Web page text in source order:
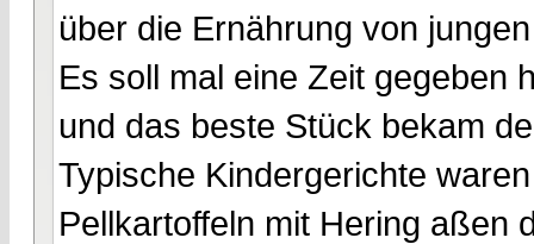
über die Ernährung von
Es soll mal eine Zeit gegeben
und das beste Stück bekam
Typische Kindergerichte
Pellkartoffeln mit Hering aßen